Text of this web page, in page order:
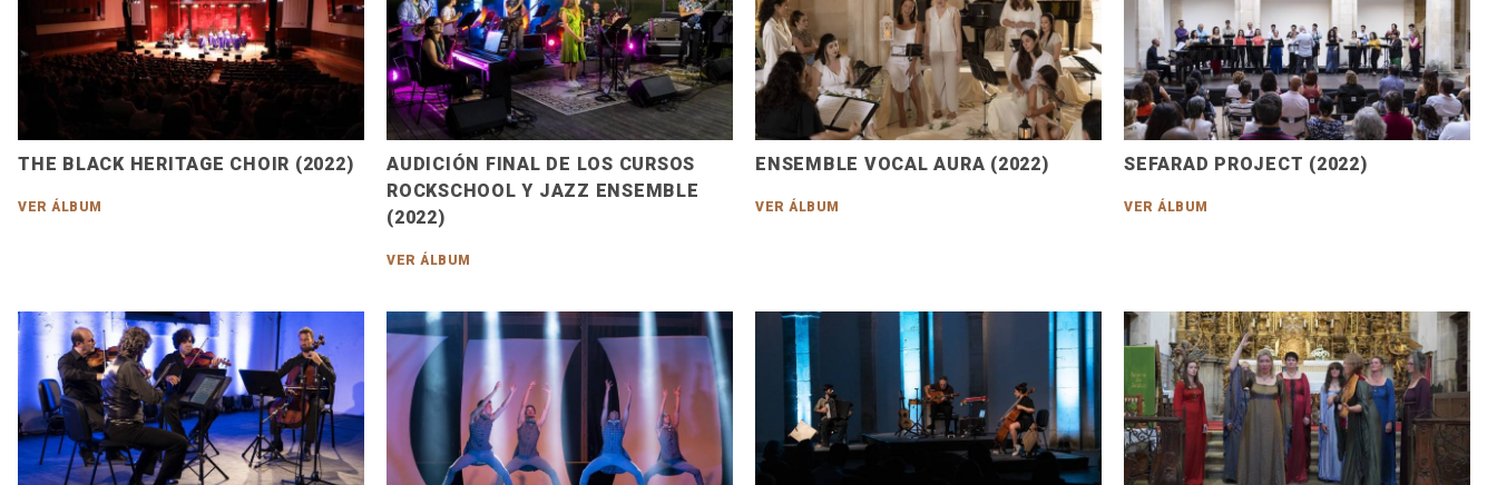
Entradas y Información
Packs de Entradas
Escenarios
THE BLACK HERITAGE CHOIR (2022)
VER ÁLBUM
AUDICIÓN FINAL DE LOS CURSOS
ROCKSCHOOL Y JAZZ ENSEMBLE
(2022)
VER ÁLBUM
ENSEMBLE VOCAL AURA (2022)
VER ÁLBUM
SEFARAD PROJECT (2022)
VER ÁLBUM